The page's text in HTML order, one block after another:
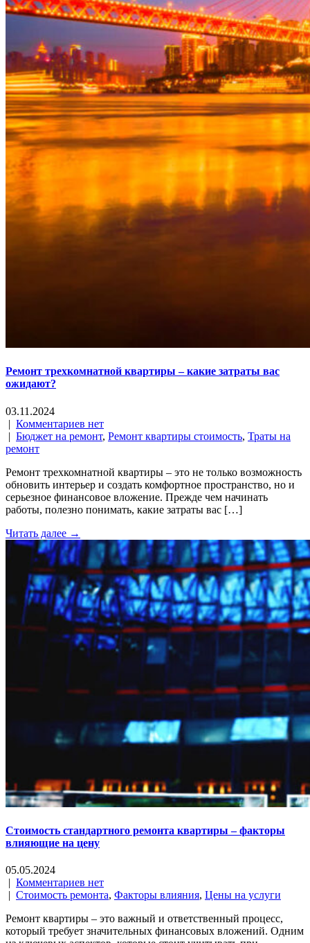
Ремонт трехкомнатной квартиры – какие затраты вас
ожидают?
03.11.2024
| Комментариев нет
| Бюджет на ремонт, Ремонт квартиры стоимость, Траты на
ремонт
Ремонт трехкомнатной квартиры – это не только возможность
обновить интерьер и создать комфортное пространство, но и
серьезное финансовое вложение. Прежде чем начинать
работы, полезно понимать, какие затраты вас […]
Читать далее →
Стоимость стандартного ремонта квартиры – факторы
влияющие на цену
05.05.2024
| Комментариев нет
| Стоимость ремонта, Факторы влияния, Цены на услуги
Ремонт квартиры – это важный и ответственный процесс,
который требует значительных финансовых вложений. Одним